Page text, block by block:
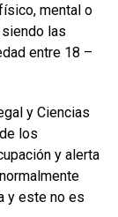
mental o
las
entre 18 –
y Ciencias
los
y alerta
y este no es